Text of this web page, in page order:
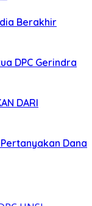
Berakhir
DPC Gerindra
DARI
Dana